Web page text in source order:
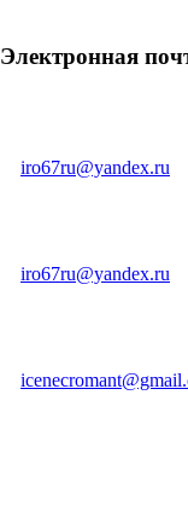
Электронная
iro67ru@yandex.ru
iro67ru@yandex.ru